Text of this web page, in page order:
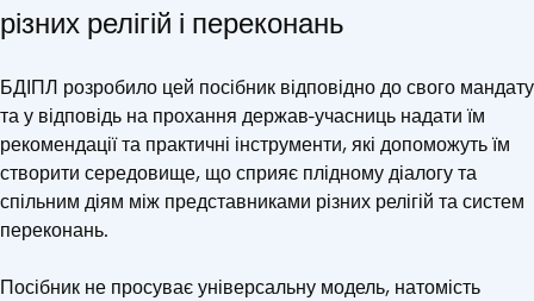
різних релігій і переконань
БДІПЛ розробило цей посібник відповідно до свого мандату
та у відповідь на прохання держав-учасниць надати їм
рекомендації та практичні інструменти, які допоможуть їм
створити середовище, що сприяє плідному діалогу та
спільним діям між представниками різних релігій та систем
переконань.
Посібник не просуває універсальну модель, натомість